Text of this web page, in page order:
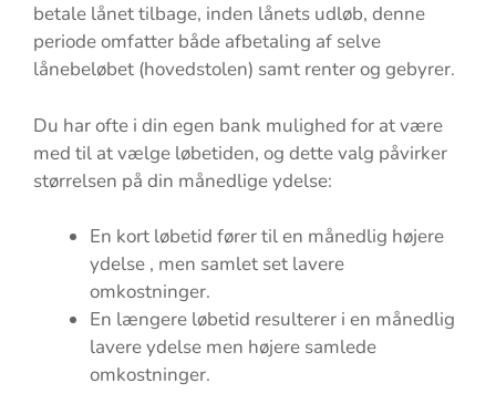
betale lånet tilbage, inden lånets udløb, denne
periode omfatter både afbetaling af selve
lånebeløbet (hovedstolen) samt renter og gebyrer.
Du har ofte i din egen bank mulighed for at være
med til at vælge løbetiden, og dette valg påvirker
størrelsen på din månedlige ydelse:
En kort løbetid fører til en månedlig højere
ydelse , men samlet set lavere
omkostninger.
En længere løbetid resulterer i en månedlig
lavere ydelse men højere samlede
omkostninger.